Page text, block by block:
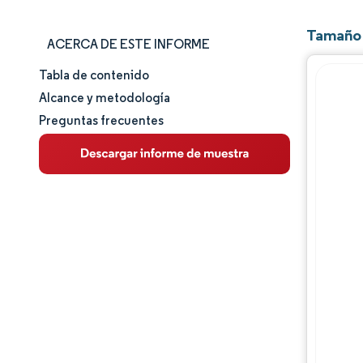
ACERCA DE ESTE INFORME
Tamaño y cuota de mercado
Análisis de mercado
Tendencias e ideas
Tabla de contenido
Alcance y metodología
Preguntas frecuentes